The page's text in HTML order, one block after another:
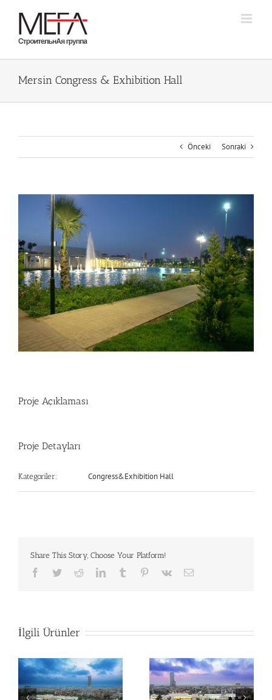
Mersin Congress & Exhibition Hall
Önceki Sonraki
Görüntüle
Proje Açıklaması
Proje Detayları
Kategoriler: Congress&Exhibition Hall
Share This Story, Choose Your Platform!
Facebook
TwitterRedditLinkedInTumblr Pinterest
Vk
E-
İlgili Ürünler